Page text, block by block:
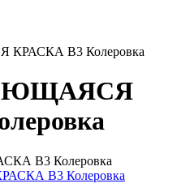
B3 Колеровка
B3 Колеровка